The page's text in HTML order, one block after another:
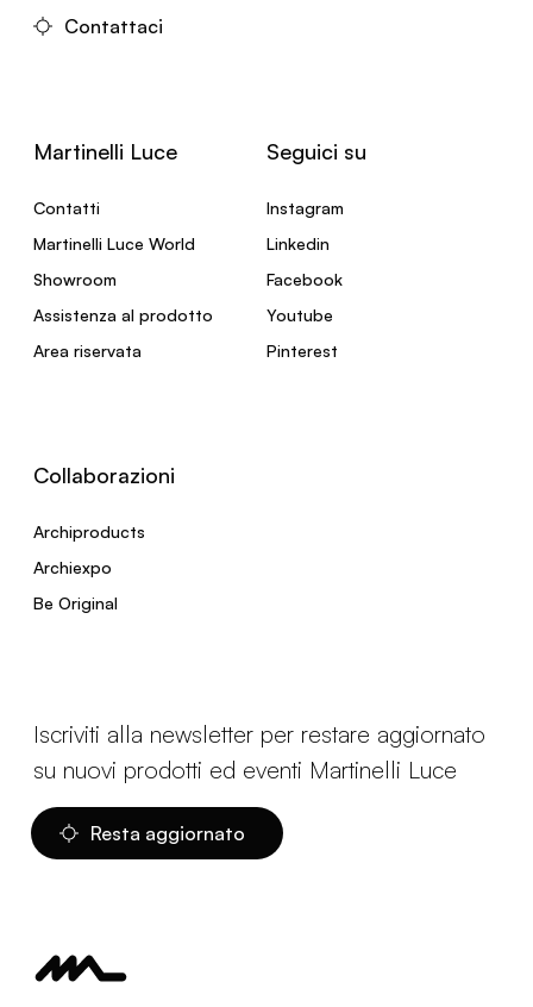
Contattaci
Martinelli Luce
Contatti
Martinelli Luce World
Showroom
Assistenza al prodotto
Area riservata
Seguici su
Instagram
Linkedin
Facebook
Youtube
Pinterest
Collaborazioni
Archiproducts
Archiexpo
Be Original
Iscriviti alla newsletter per restare aggiornato
su nuovi prodotti ed eventi Martinelli Luce
Resta aggiornato